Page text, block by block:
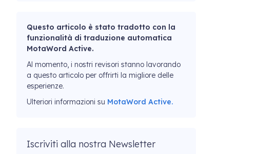
Questo articolo è stato tradotto con la
funzionalità di traduzione automatica
MotaWord Active.
Al momento, i nostri revisori stanno lavorando
a questo articolo per offrirti la migliore delle
esperienze.
Ulteriori informazioni su MotaWord Active.
Iscriviti alla nostra Newsletter